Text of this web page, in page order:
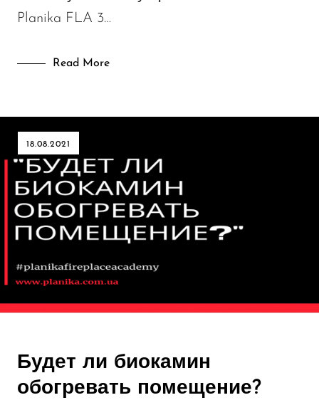
Planika FLA 3…
Read More
18.08.2021
Будет ли биокамин
обогревать помещение?